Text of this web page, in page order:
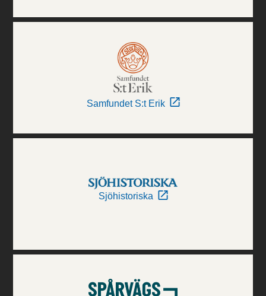
Samfundet S:t Erik
Sjöhistoriska